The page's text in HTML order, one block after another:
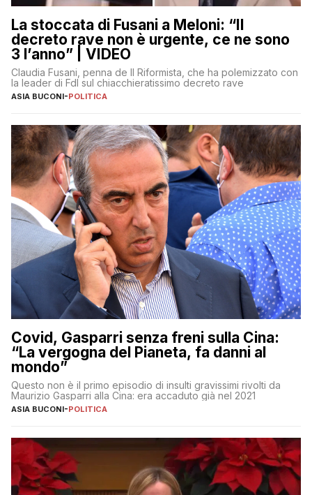
La stoccata di Fusani a Meloni: “Il
decreto rave non è urgente, ce ne sono
3 l’anno” | VIDEO
Claudia Fusani, penna de Il Riformista, che ha polemizzato con
la leader di FdI sul chiacchieratissimo decreto rave
ASIA BUCONI-POLITICA
Covid, Gasparri senza freni sulla Cina:
“La vergogna del Pianeta, fa danni al
mondo”
Questo non è il primo episodio di insulti gravissimi rivolti da
Maurizio Gasparri alla Cina: era accaduto già nel 2021
ASIA BUCONI-POLITICA